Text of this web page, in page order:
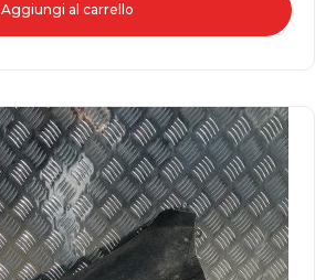
Aggiungi al carrello